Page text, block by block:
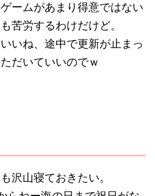
ームがあまり得意ではない
苦労するわけだけど。
いね、途中で更新が止まっ
だいていいのでｗ
沢山寝ておきたい。